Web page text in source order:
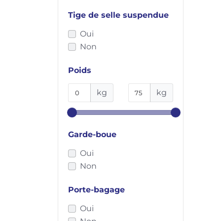
Kona
Lapierre
Le Petit Porteur
Lidl
Marin Bikes
Micro Mobility
Mondraker
Monopole
Moustache
Muli
Tige de selle suspendue
Oui
Non
Poids
kg kg
Garde-boue
Oui
Non
Porte-bagage
Oui